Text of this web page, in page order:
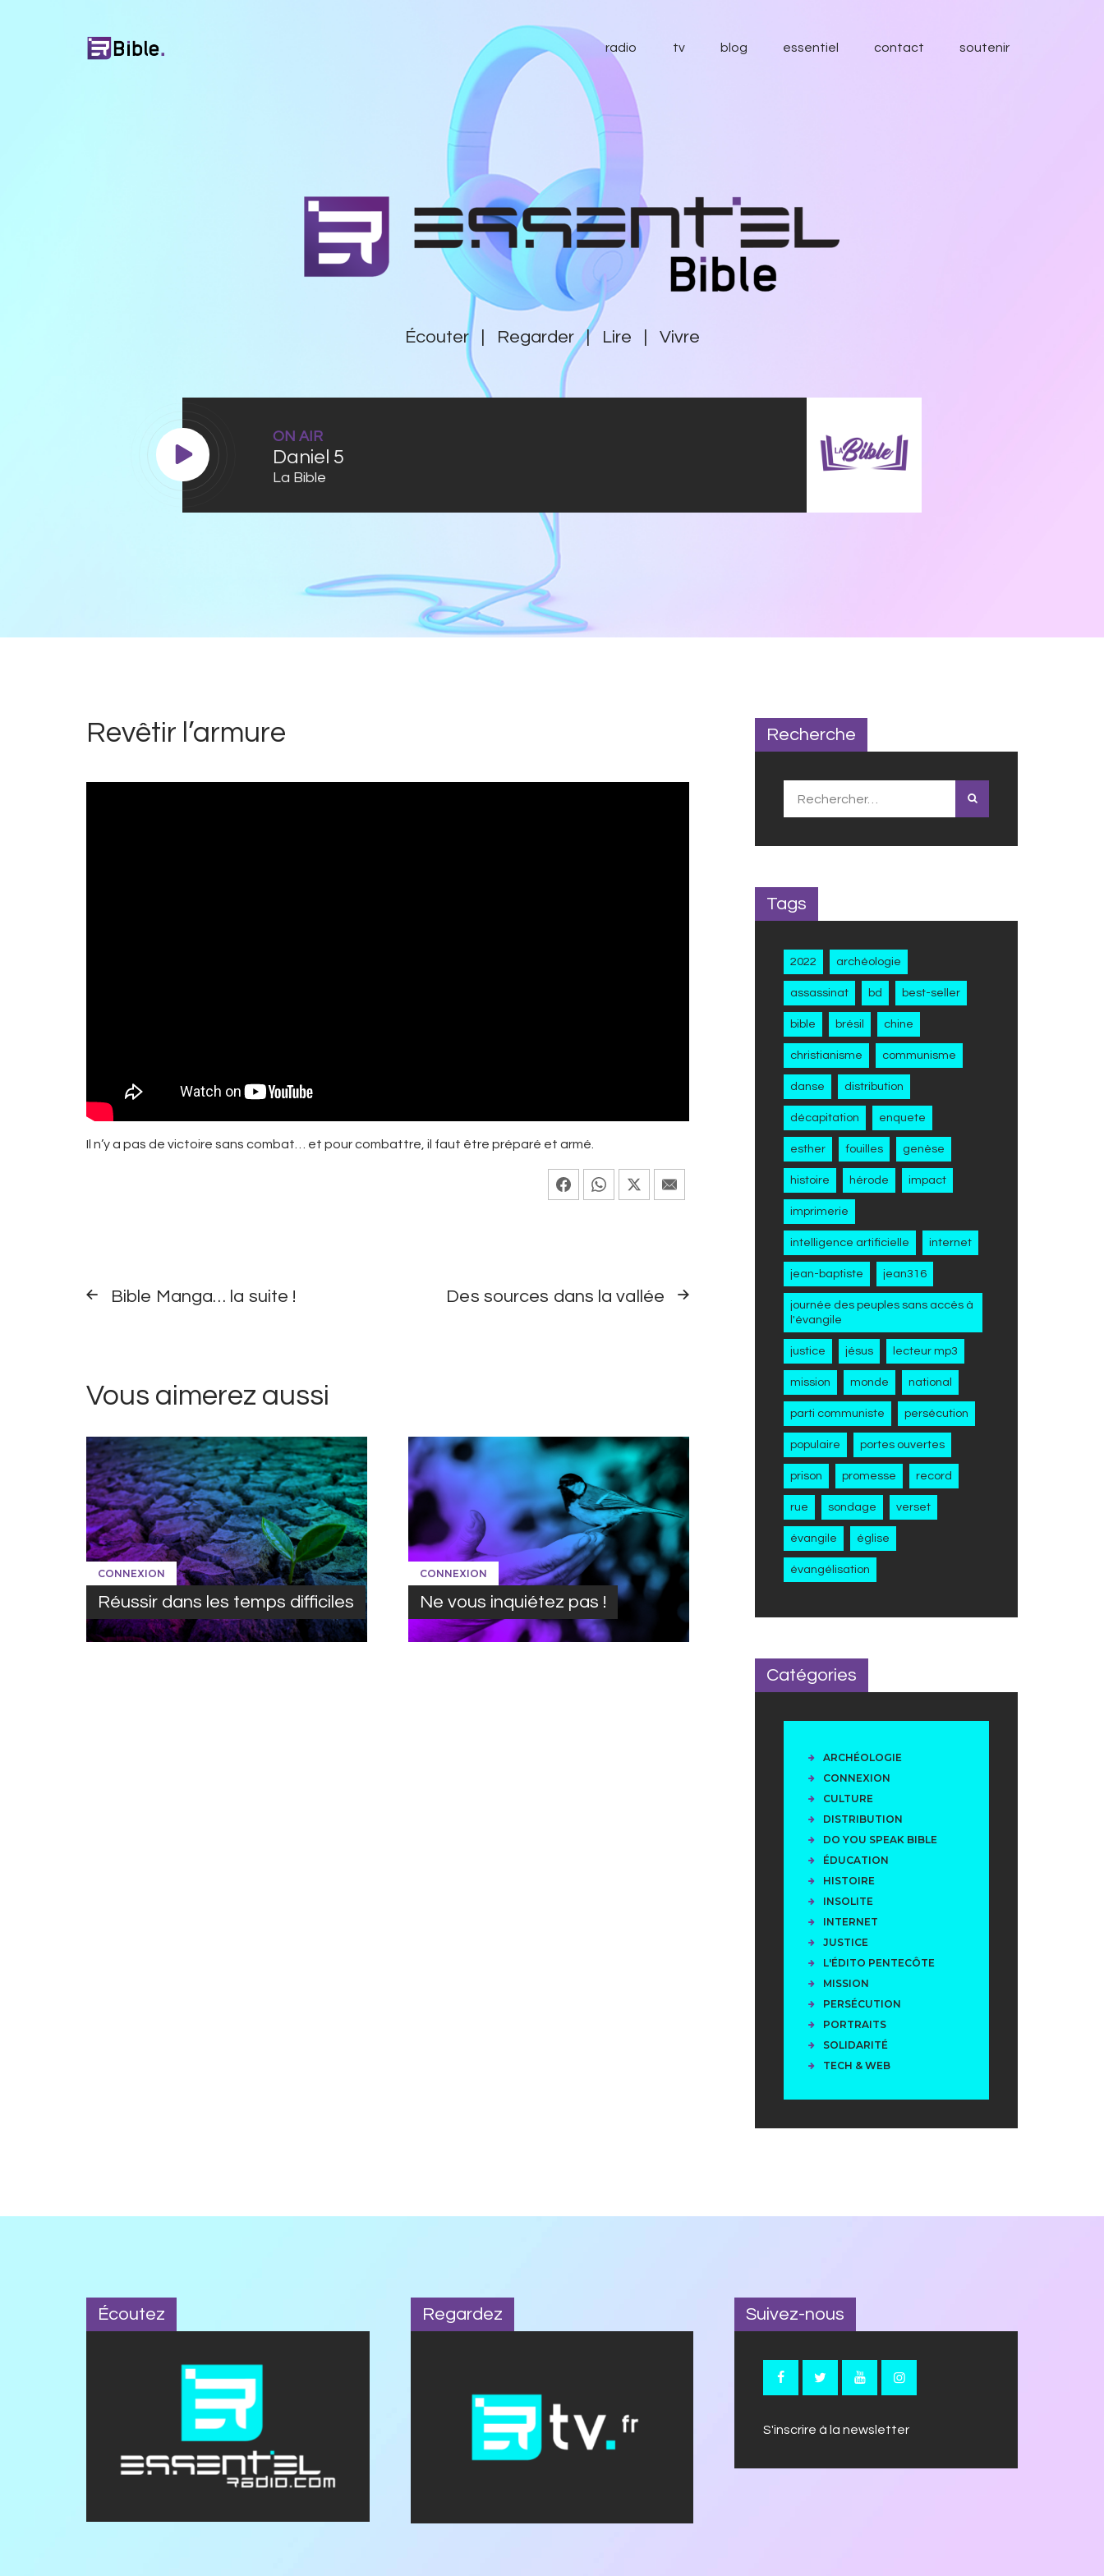
radio tv blog essentiel contact soutenir
Écouter | Regarder | Lire | Vivre
ON AIR
Daniel 5
La Bible
essentiel
contact
soutenir
Revêtir l’armure
Il n’y a pas de victoire sans combat … et pour combattre, il faut être préparé et armé.
Navigation
PRÉCÉDENT
Bible Manga… la suite !
SUIVANT
Des sources dans la vallée
Vous aimerez aussi
CONNEXION
Réussir dans les temps difficiles
CONNEXION
Ne vous inquiétez pas !
Recherche
Tags
2022 archéologie
assassinat bd best-seller
bible brésil chine
christianisme communisme
danse distribution
décapitation enquete
esther fouilles genèse
histoire hérode impact
imprimerie
intelligence artificielle internet
jean-baptiste jean316
journée des peuples sans accès à
l'évangile
justice jésus lecteur mp3
mission monde national
parti communiste persécution
populaire portes ouvertes
prison promesse record
rue sondage verset
évangile église
évangélisation
Catégories
ARCHÉOLOGIE
CONNEXION
CULTURE
DISTRIBUTION
DO YOU SPEAK BIBLE
ÉDUCATION
HISTOIRE
INSOLITE
INTERNET
JUSTICE
L'ÉDITO PENTECÔTE
MISSION
PERSÉCUTION
PORTRAITS
SOLIDARITÉ
TECH & WEB
Écoutez Regardez Suivez-nous
S'inscrire à la newsletter